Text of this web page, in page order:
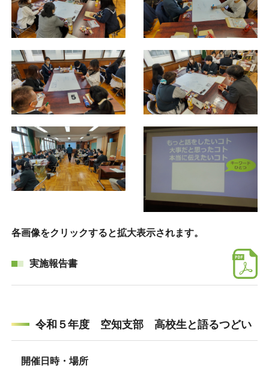
各画像をクリックすると拡大表示されます。
実施報告書
令和５年度 空知支部 高校生と語るつどい
開催日時・場所